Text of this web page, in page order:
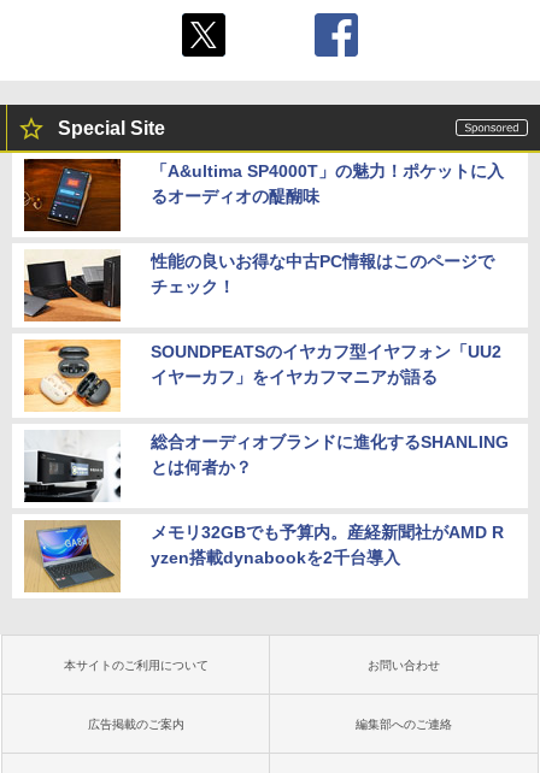
Special Site
「A&ultima SP4000T」の魅力！ポケットに入
るオーディオの醍醐味
性能の良いお得な中古PC情報はこのページで
チェック！
SOUNDPEATSのイヤカフ型イヤフォン「UU2
イヤーカフ」をイヤカフマニアが語る
総合オーディオブランドに進化するSHANLING
とは何者か？
メモリ32GBでも予算内。産経新聞社がAMD R
yzen搭載dynabookを2千台導入
本サイトのご利用について お問い合わせ
広告掲載のご案内 編集部へのご連絡